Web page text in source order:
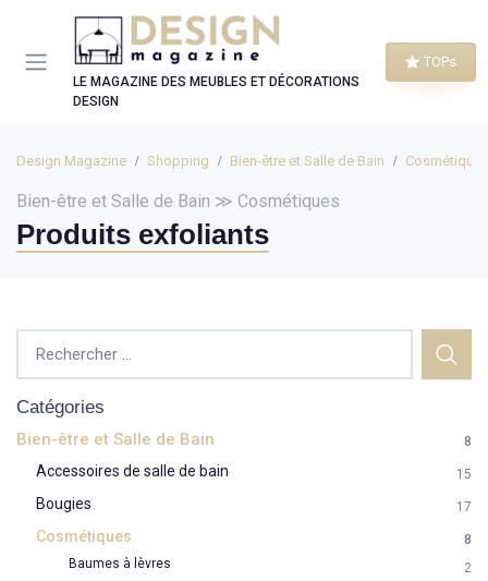
LE MAGAZINE DES MEUBLES ET DÉCORATIONS
DESIGN
TOPs
Design Magazine Shopping Bien-être et Salle de Bain Cosmétiques
Bien-être et Salle de Bain ≫ Cosmétiques
Produits exfoliants
Catégories
Bien-être et Salle de Bain 8
Accessoires de salle de bain 15
Bougies 17
Cosmétiques
8
Baumes à lèvres
2
Panneau de gestion des cookies